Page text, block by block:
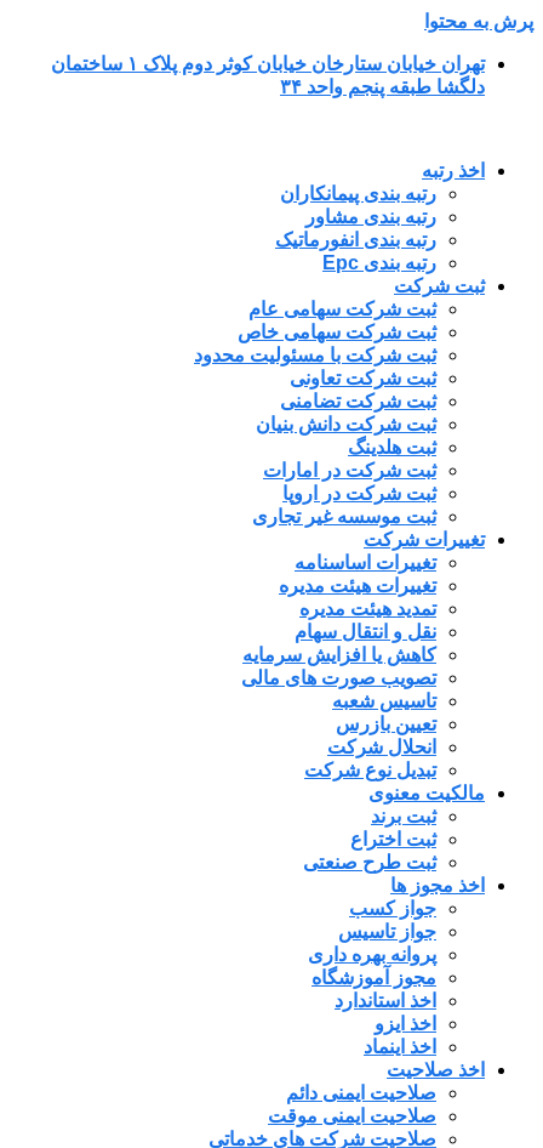
پرش به محتوا
تهران خیابان ستارخان خیابان کوثر دوم پلاک ۱ ساختمان
دلگشا طبقه پنجم واحد ۳۴
اخذ رتبه
رتبه بندی پیمانکاران
رتبه بندی مشاور
رتبه بندی انفورماتیک
رتبه بندی Epc
ثبت شرکت
ثبت شرکت سهامی عام
ثبت شرکت سهامی خاص
ثبت شرکت با مسئولیت محدود
ثبت شرکت تعاونی
ثبت شرکت تضامنی
ثبت شرکت دانش بنیان
ثبت هلدینگ
ثبت شرکت در امارات
ثبت شرکت در اروپا
ثبت موسسه غیر تجاری
تغییرات شرکت
تغییرات اساسنامه
تغییرات هیئت مدیره
تمدید هیئت مدیره
نقل و انتقال سهام
کاهش یا افزایش سرمایه
تصویب صورت های مالی
تاسیس شعبه
تعیین بازرس
انحلال شرکت
تبدیل نوع شرکت
مالکیت معنوی
ثبت برند
ثبت اختراع
ثبت طرح صنعتی
اخذ مجوز ها
جواز کسب
جواز تاسیس
پروانه بهره داری
مجوز آموزشگاه
اخذ استاندارد
اخذ ایزو
اخذ اینماد
اخذ صلاحیت
صلاحیت ایمنی دائم
صلاحیت ایمنی موقت
صلاحیت شرکت های خدماتی